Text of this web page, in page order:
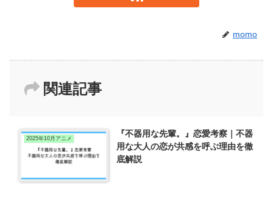
momo
関連記事
2025年10月アニメ
『不器用な先輩。』恋愛考察｜不器
用な大人の恋が共感を呼ぶ理由を徹
底解説